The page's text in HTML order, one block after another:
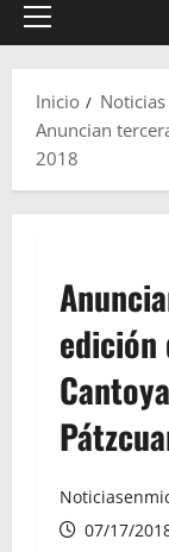
Menú
Inicio
Noticias
Anuncian
2018
edición
07/17/